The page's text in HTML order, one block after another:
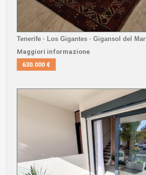
Tenerife · Los Gigantes · Gigansol del Mar
Maggiori informazione
630.000 €